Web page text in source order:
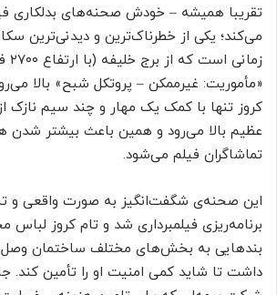
تقریبا همیشه – خودش صحنه‌های بدلکاری
می‌کند؛ یکی از خطرناک‌ترین و دیدنی‌ترین
«مأموریت: غیرممکن – پروتکل شبح» بالا
کروز تنها با کمک یک مهار و چند سیم نازک
عظیم بالا می‌رود و همین باعث بیشتر شدن
تماشاگران فیلم می‌شود.
این صحنه‌ی شگفت‌انگیز به صورت واقعی و
برنامه‌ریزی فیلمبرداری شد و تام کروز
بندهایی به بخش‌های مختلف ساختمان وصل
داشت تا شاید کمی امنیت او را تأمین کند.